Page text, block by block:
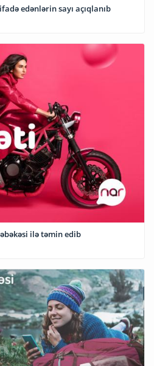
edənlərin sayı açıqlanıb
ilə təmin edib